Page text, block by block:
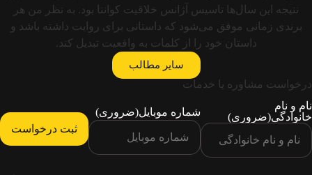
نتیجه این سال‌ها تاسیس آژانس خلاقیت کوانتا بود. به نظر من هر
برندی زمانی موفق می‌شود که داستانی برای روایت داشته باشد و
داستان خود را از کلمات به واقعیت تبدیل کند.
سایر مطالب
درخواست مشاوره یا خدمات
نام و نام
خانوادگی(ضروری) شماره موبایل(ضروری)